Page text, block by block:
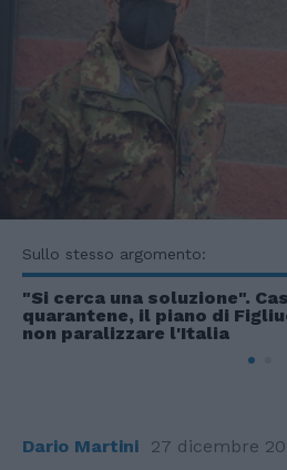
Sullo stesso argomento:
"Si cerca una soluzione".
quarantene, il piano di
non paralizzare l'Italia
Dario Martini 27 dicembre